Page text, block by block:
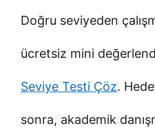
Doğru seviyeden
ücretsiz mini
Seviye Testi Çöz.
sonra, akademik